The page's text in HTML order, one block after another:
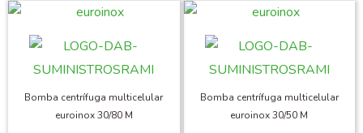
Bomba centrífuga multicelular
euroinox 30/80 M
Bomba centrífuga multicelular
euroinox 30/50 M